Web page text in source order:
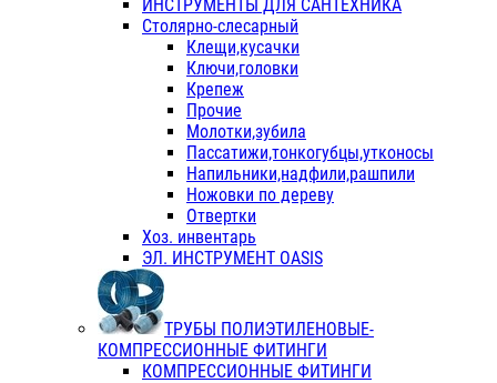
ИНСТРУМЕНТЫ ДЛЯ САНТЕХНИКА
Столярно-слесарный
Клещи,кусачки
Ключи,головки
Крепеж
Прочие
Молотки,зубила
Пассатижи,тонкогубцы,утконосы
Напильники,надфили,рашпили
Ножовки по дереву
Отвертки
Хоз. инвентарь
ЭЛ. ИНСТРУМЕНТ OASIS
ТРУБЫ ПОЛИЭТИЛЕНОВЫЕ-
КОМПРЕССИОННЫЕ ФИТИНГИ
КОМПРЕССИОННЫЕ ФИТИНГИ